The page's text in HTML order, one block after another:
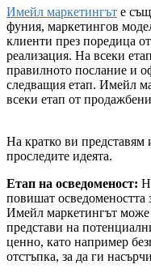
Имейл маркетингът е
фуния, маркетингов
клиенти през поредица
реализация. На всеки
правилното послание и
следващия етап. Имейл
всеки етап от
На кратко ви представям
проследите идеята.
Етап на осведоменост:
повишат осведомеността
Имейл маркетингът може
представи на
ценно, като например
отстъпка, за да ги